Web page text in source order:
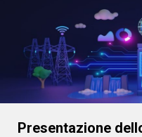
Presentazione